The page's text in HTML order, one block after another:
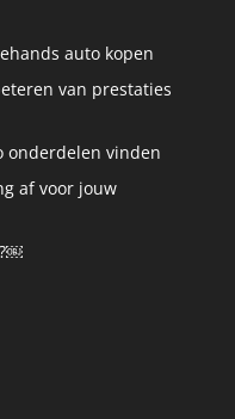
auto kopen
van prestaties
onderdelen vinden
af voor jouw